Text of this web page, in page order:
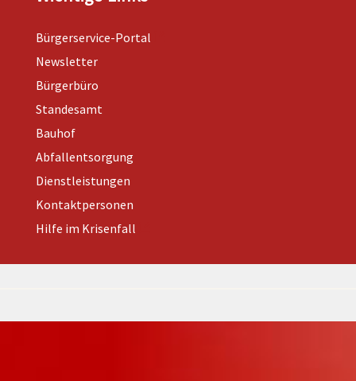
Bürgerservice-Portal
Newsletter
Bürgerbüro
Standesamt
Bauhof
Abfallentsorgung
Dienstleistungen
Kontaktpersonen
Hilfe im Krisenfall